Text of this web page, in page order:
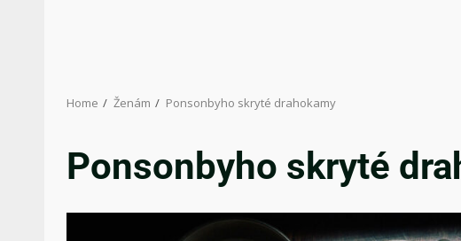
Home Ženám Ponsonbyho skryté drahokamy
Ponsonbyho skryté